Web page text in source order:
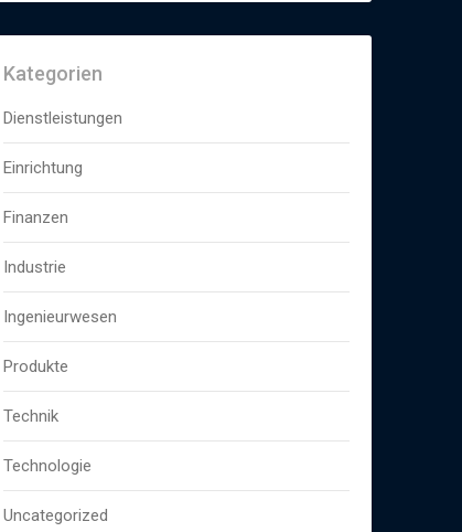
Kategorien
Dienstleistungen
Einrichtung
Finanzen
Industrie
Ingenieurwesen
Produkte
Technik
Technologie
Uncategorized